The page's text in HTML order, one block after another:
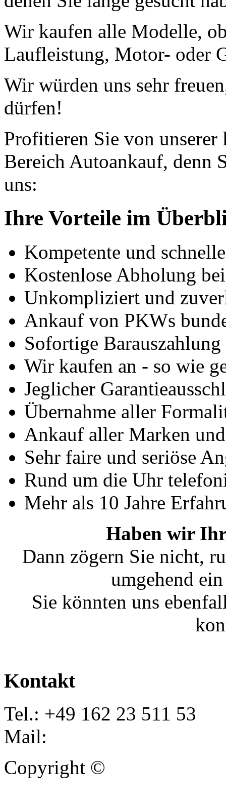
Wir kaufen alle Modelle,
Laufleistung, Motor- oder
Wir würden uns sehr
dürfen!
Profitieren Sie von
Bereich Autoankauf, denn
uns:
Ihre Vorteile im
Kompetente und
Kostenlose Abholung
Unkompliziert und
Ankauf von PKWs
Sofortige
Wir kaufen an - so wie
Jeglicher
Übernahme aller
Ankauf aller Marken
Sehr faire und seriöse
Rund um die Uhr
Mehr als 10 Jahre
Haben wir Ihr
Dann zögern Sie nicht,
umgehend
Sie könnten uns
Kontakt
Tel.: +49 162 23 511 53
Mail:
Copyright ©